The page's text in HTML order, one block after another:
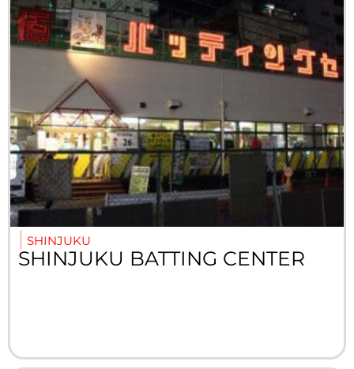
SHINJUKU
SHINJUKU BATTING CENTER